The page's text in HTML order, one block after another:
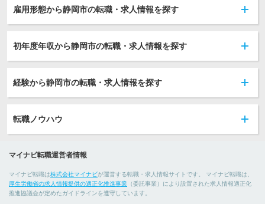
雇用形態から静岡市の転職・求人情報を探す
初年度年収から静岡市の転職・求人情報を探す
経験から静岡市の転職・求人情報を探す
転職ノウハウ
マイナビ転職運営者情報
マイナビ転職は株式会社マイナビが運営する転職・求人情報サイトです。 マイナビ転職は、
厚生労働省の求人情報提供の適正化推進事業 （委託事業）により設置された求人情報適正化
推進協議会が定めたガイドラインを遵守しています。